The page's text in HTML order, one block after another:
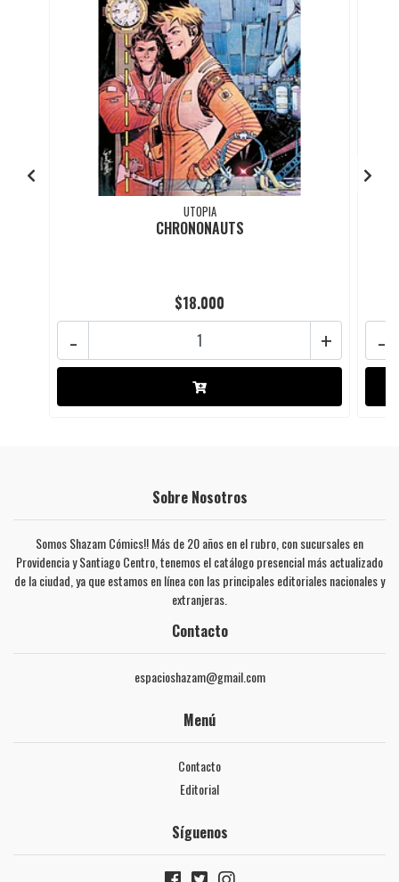
UTOPIA
CHRONONAUTS
$18.000
+
- -
Sobre Nosotros
Somos Shazam Cómics!! Más de 20 años en el rubro, con sucursales en
Providencia y Santiago Centro, tenemos el catálogo presencial más actualizado
de la ciudad, ya que estamos en línea con las principales editoriales nacionales y
extranjeras.
Contacto
espacioshazam@gmail.com
Menú
Contacto
Editorial
Síguenos